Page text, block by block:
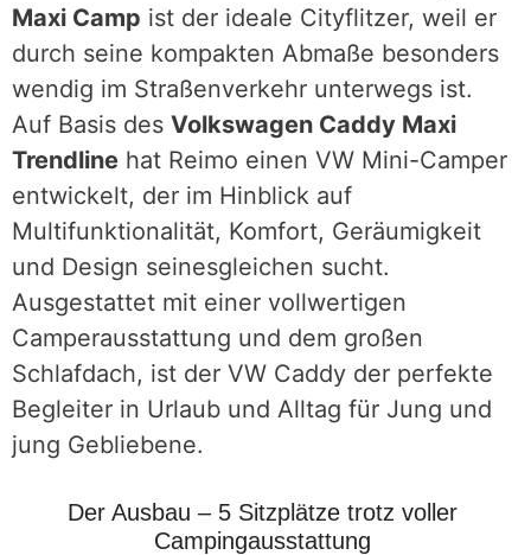
Maxi Camp ist der ideale Cityflitzer, weil er
durch seine kompakten Abmaße besonders
wendig im Straßenverkehr unterwegs ist.
Auf Basis des Volkswagen Caddy Maxi
Trendline hat Reimo einen VW Mini-Camper
entwickelt, der im Hinblick auf
Multifunktionalität, Komfort, Geräumigkeit
und Design seinesgleichen sucht.
Ausgestattet mit einer vollwertigen
Camperausstattung und dem großen
Schlafdach, ist der VW Caddy der perfekte
Begleiter in Urlaub und Alltag für Jung und
jung Gebliebene.
Der Ausbau – 5 Sitzplätze trotz voller
Campingausstattung